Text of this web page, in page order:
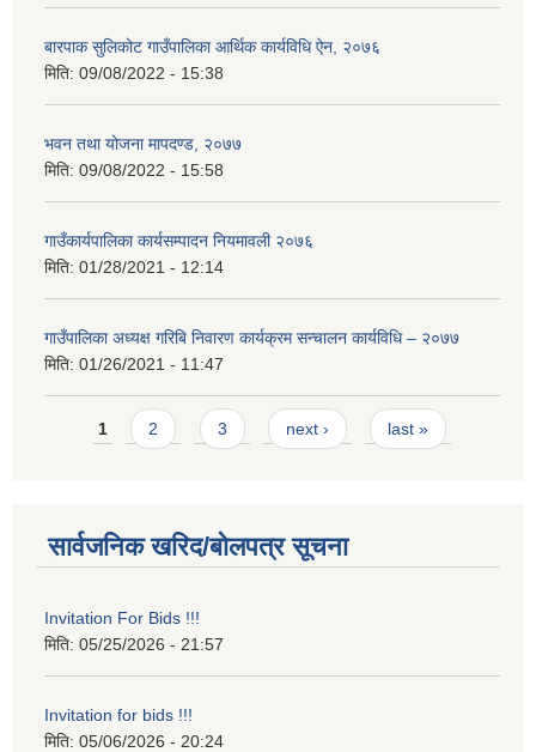
बारपाक सुलिकोट गाउँपालिका आर्थिक कार्यविधि ऐन, २०७६
मिति: 09/08/2022 - 15:38
भवन तथा योजना मापदण्ड, २०७७
मिति: 09/08/2022 - 15:58
गाउँकार्यपालिका कार्यसम्पादन नियमावली २०७६
मिति: 01/28/2021 - 12:14
गाउँपालिका अध्यक्ष गरिबि निवारण कार्यक्रम सन्चालन कार्यविधि – २०७७
मिति: 01/26/2021 - 11:47
Pages
1 2 3 next › last »
सार्वजनिक खरिद/बोलपत्र सूचना
Invitation For Bids !!!
मिति: 05/25/2026 - 21:57
Invitation for bids !!!
मिति: 05/06/2026 - 20:24